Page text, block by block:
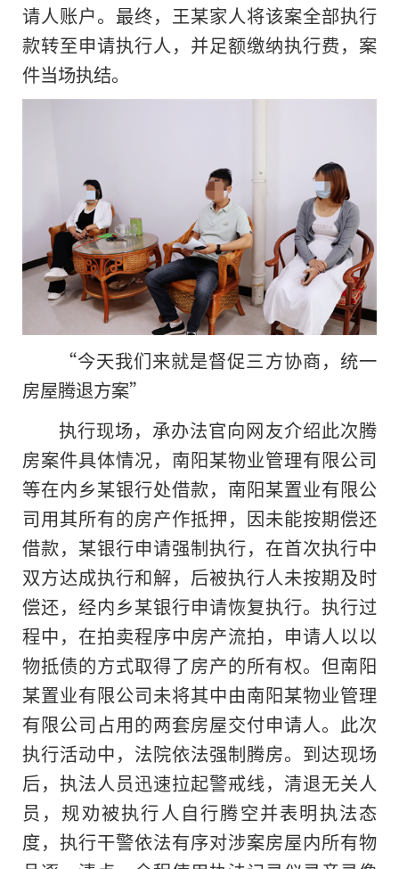
请人账户。最终，王某家人将该案全部执行
款转至申请执行人，并足额缴纳执行费，案
件当场执结。
“今天我们来就是督促三方协商，统一
房屋腾退方案”
执行现场，承办法官向网友介绍此次腾
房案件具体情况，南阳某物业管理有限公司
等在内乡某银行处借款，南阳某置业有限公
司用其所有的房产作抵押，因未能按期偿还
借款，某银行申请强制执行，在首次执行中
双方达成执行和解，后被执行人未按期及时
偿还，经内乡某银行申请恢复执行。执行过
程中，在拍卖程序中房产流拍，申请人以以
物抵债的方式取得了房产的所有权。但南阳
某置业有限公司未将其中由南阳某物业管理
有限公司占用的两套房屋交付申请人。此次
执行活动中，法院依法强制腾房。到达现场
后，执法人员迅速拉起警戒线，清退无关人
员，规劝被执行人自行腾空并表明执法态
度，执行干警依法有序对涉案房屋内所有物